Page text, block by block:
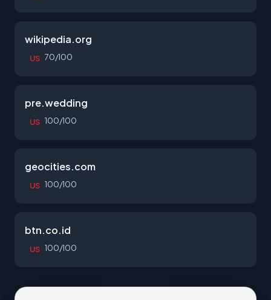
wikipedia.org
US 70/100
pre.wedding
US 100/100
geocities.com
US 100/100
btn.co.id
US 100/100